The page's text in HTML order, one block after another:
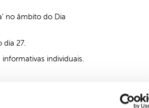
no âmbito do Dia
27.
individuais.